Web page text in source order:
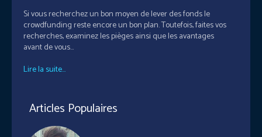
Si vous recherchez un bon moyen de lever des fonds le
crowdfunding reste encore un bon plan. Toutefois, faites vos
recherches, examinez les pièges ainsi que les avantages
avant de vous...
Lire la suite...
Articles Populaires